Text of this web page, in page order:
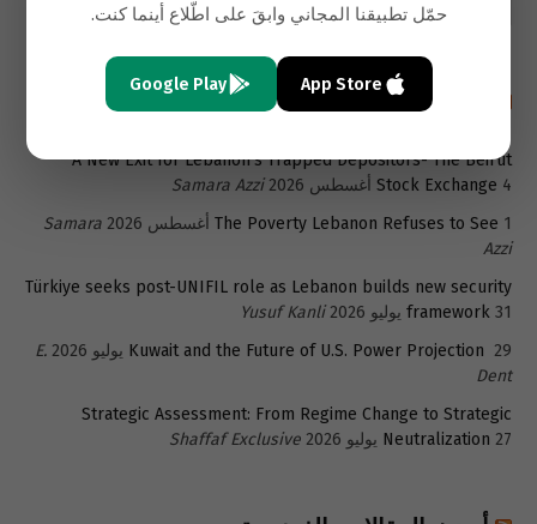
أحدث المقالات باللغة الإنجليزية
A New Exit for Lebanon’s Trapped Depositors- The Beirut
Stock Exchange 4 أغسطس 2026
Samara Azzi
The Poverty Lebanon Refuses to See 1 أغسطس 2026
Samara
Azzi
Türkiye seeks post-UNIFIL role as Lebanon builds new security
framework 31 يوليو 2026
Yusuf Kanli
Kuwait and the Future of U.S. Power Projection 29 يوليو 2026
E.
Dent
Strategic Assessment: From Regime Change to Strategic
Neutralization 27 يوليو 2026 Shaffaf Exclusive
حمّل تطبيقنا المجاني وابقَ على اطّلاع أينما كنت.
App Store
Google Play